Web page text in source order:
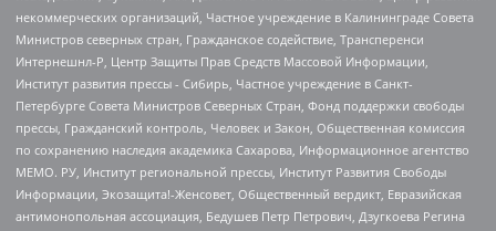
некоммерческих организаций, Частное учреждение в Калининграде Совета
Министров северных стран, Гражданское содействие, Трансперенси
Интернешнл-Р, Центр Защиты Прав Средств Массовой Информации,
Институт развития прессы - Сибирь, Частное учреждение в Санкт-
Петербурге Совета Министров Северных Стран, Фонд поддержки свободы
прессы, Гражданский контроль, Человек и Закон, Общественная комиссия
по сохранению наследия академика Сахарова, Информационное агентство
МЕМО. РУ, Институт региональной прессы, Институт Развития Свободы
Информации, Экозащита!-Женсовет, Общественный вердикт, Евразийская
антимонопольная ассоциация, Бедушев Петр Петрович, Дзугкоева Регина